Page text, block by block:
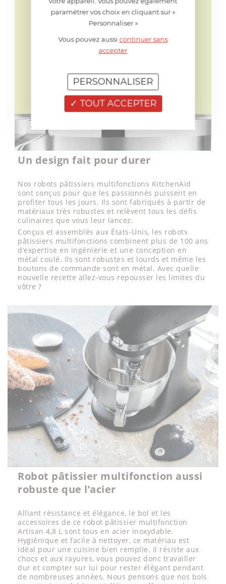
Un design fait pour durer
Nos robots pâtissiers multifonctions KitchenAid
sont conçus pour que les passionnés puissent en
profiter tous les jours. Ils sont fabriqués à partir de
matériaux très robustes et relèvent tous les défis
culinaires que vous leur lancez.
Conçus et assemblés aux États-Unis, les robots
pâtissiers multifonctions combinent plus de 100 ans
d’expertise en ingénierie et une conception en
métal coulé. Ils sont robustes et lourds et même les
boutons de commande sont en métal. Avec quelle
nouvelle recette allez-vous repousser les limites du
vôtre ?
Robot pâtissier multifonction aussi
robuste que l’acier
Alliant résistance et élégance, le bol et les
accessoires de ce robot pâtissier multifonction
Artisan 4,8 L sont tous en acier inoxydable.
Hygiénique et facile à nettoyer, ce matériau est
idéal pour une cuisine bien remplie. Il résiste aux
chocs et aux rayures, vous pouvez donc travailler
dur et compter sur lui pour rester élégant pendant
de nombreuses années. Nous pensons que nos bols
paramétrer vos choix en cliquant sur «
Personnaliser »
Vous pouvez aussicontinuer sans
accepter
TOUT ACCEPTER
PERSONNALISER